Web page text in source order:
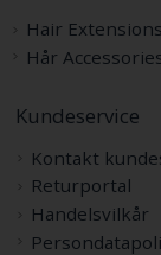
Hair Extensions
Hår
Kundeservice
Kontakt
Returportal
Handelsvilkår